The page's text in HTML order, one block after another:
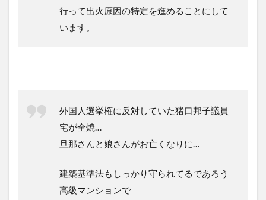
行って出火原因の特定を進めることにして
います。
外国人選挙権に反対していた猪口邦子議員
宅が全焼…
旦那さんと娘さんがお亡くなりに…
建築基準法もしっかり守られてるであろう
高級マンションで